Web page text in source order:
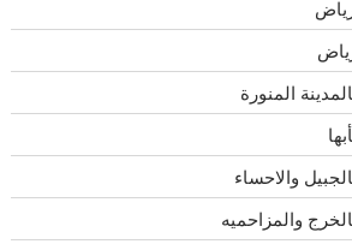
المنورة
والاحساء
والمزاحميه